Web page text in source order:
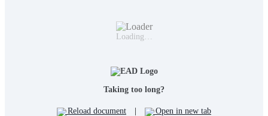
Loading…
Taking too long?
Reload document | Open in new tab